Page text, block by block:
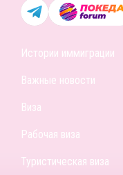
Истории иммиграции
Важные новости
Виза
Рабочая виза
Туристическая виза